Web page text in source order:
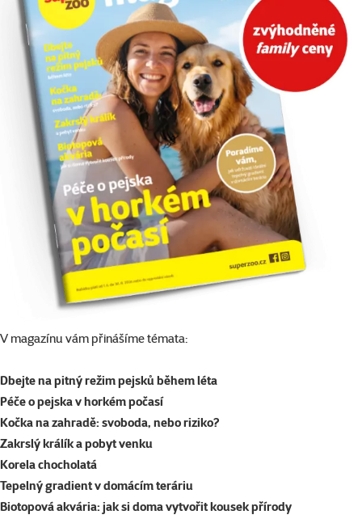
V magazínu vám přinášíme témata:
Dbejte na pitný režim pejsků během léta
Péče o pejska v horkém počasí
Kočka na zahradě: svoboda, nebo riziko?
Zakrslý králík a pobyt venku
Korela chocholatá
Tepelný gradient v domácím teráriu
Biotopová akvária: jak si doma vytvořit kousek přírody